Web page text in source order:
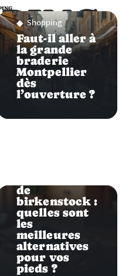
Shopping
Faut-il aller à
la grande
braderie
Montpellier
dès
l’ouverture ?
de
birkenstock :
quelles sont
les
meilleures
alternatives
pour vos
pieds ?